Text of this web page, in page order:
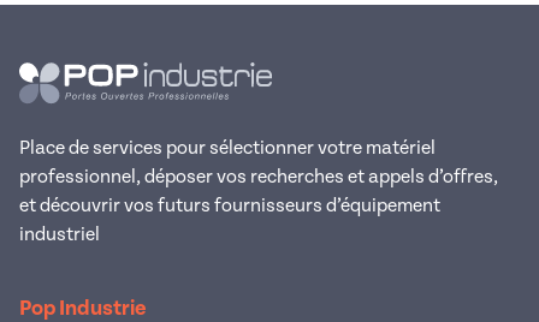
Place de services pour sélectionner votre matériel
professionnel, déposer vos recherches et appels d’offres,
et découvrir vos futurs fournisseurs d’équipement
industriel
Pop Industrie